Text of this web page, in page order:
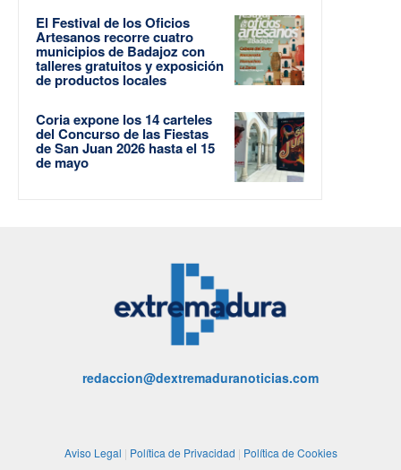
El Festival de los Oficios
Artesanos recorre cuatro
municipios de Badajoz con
talleres gratuitos y exposición
de productos locales
Coria expone los 14 carteles
del Concurso de las Fiestas
de San Juan 2026 hasta el 15
de mayo
redaccion@dextremaduranoticias.com
Aviso Legal | Política de Privacidad | Política de Cookies